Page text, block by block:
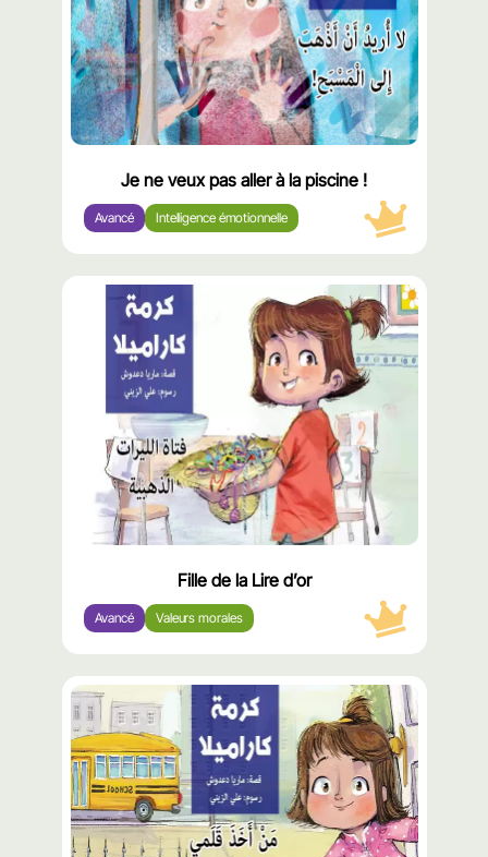
Je ne veux pas aller à la piscine !
Avancé Intelligence émotionnelle
Fille de la Lire d’or
Avancé Valeurs morales
محتوى
مميّز